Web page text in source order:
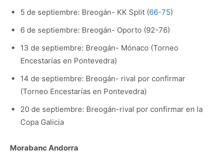
5 de septiembre: Breogán- KK Split (66-75)
6 de septiembre: Breogán- Oporto (92-76)
13 de septiembre: Breogán- Mónaco (Torneo
Encestarías en Pontevedra)
14 de septiembre: Breogán- rival por confirmar
(Torneo Encestarías en Pontevedra)
20 de septiembre: Breogán-rival por confirmar en la
Copa Galicia
Morabanc Andorra